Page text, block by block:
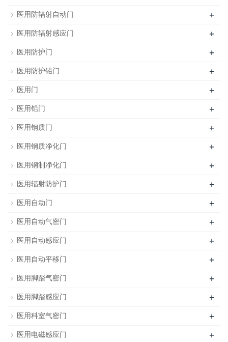
医用防辐射自动门 +
医用防辐射感应门 +
医用防护门 +
医用防护铅门 +
医用门 +
医用铅门 +
医用钢质门 +
医用钢质净化门 +
医用钢制净化门 +
医用辐射防护门 +
医用自动门 +
医用自动气密门 +
医用自动感应门 +
医用自动平移门 +
医用脚踏气密门 +
医用脚踏感应门 +
医用科室气密门 +
医用电磁感应门 +